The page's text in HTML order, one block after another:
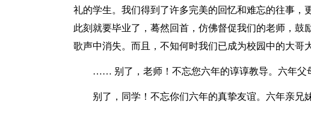
礼的学生。我们得到了许多完美的回忆和难忘的往事，
此刻就要毕业了，蓦然回首，仿佛督促我们的老师，鼓
歌声中消失。而且，不知何时我们已成为校园中的大哥
…… 别了，老师！不忘您六年的谆谆教导。六年
别了，同学！不忘你们六年的真挚友谊。六年亲